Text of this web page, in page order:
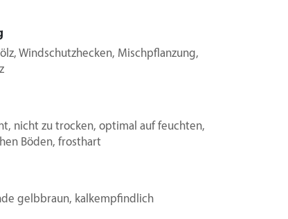
Windschutzhecken, Mischpflanzung,
nicht zu trocken, optimal auf feuchten,
Böden, frosthart
gelbbraun, kalkempfindlich